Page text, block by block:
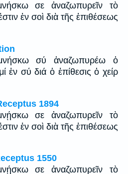
σε ἀναζωπυρεῖν τὸ
ἐν σοὶ διὰ τῆς ἐπιθέσεως
σύ ἀναζωπυρέω ὁ
ἐν σύ διά ὁ ἐπίθεσις ὁ χείρ
1894
σε ἀναζωπυρεῖν τὸ
ἐν σοὶ διὰ τῆς ἐπιθέσεως
1550
σε ἀναζωπυρεῖν τὸ